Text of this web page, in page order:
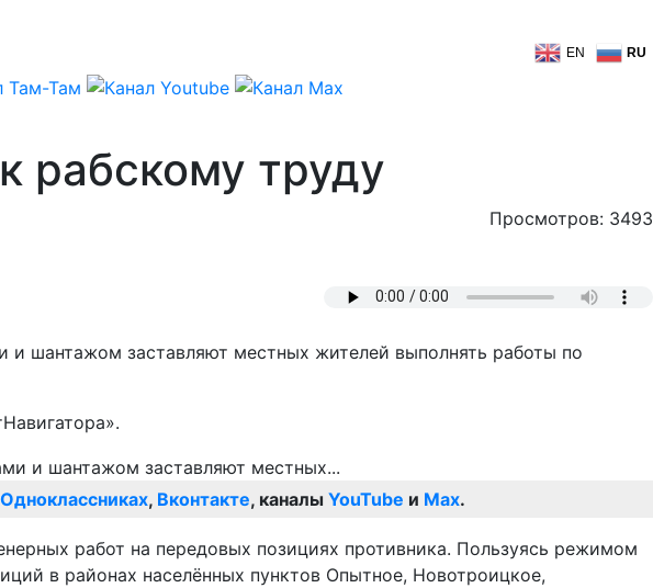
EN RU
рабскому труду
Просмотров: 3493
и шантажом заставляют местных жителей выполнять работы по
Одноклассниках, Вконтакте, каналы YouTube и Max.
работ на передовых позициях противника. Пользуясь режимом
в районах населённых пунктов Опытное, Новотроицкое,